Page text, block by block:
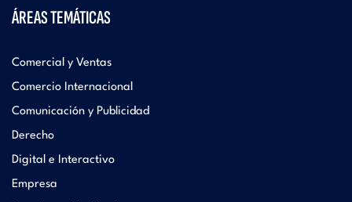
ÁREAS TEMÁTICAS
Comercial y Ventas
Comercio Internacional
Comunicación y Publicidad
Derecho
Digital e Interactivo
Empresa